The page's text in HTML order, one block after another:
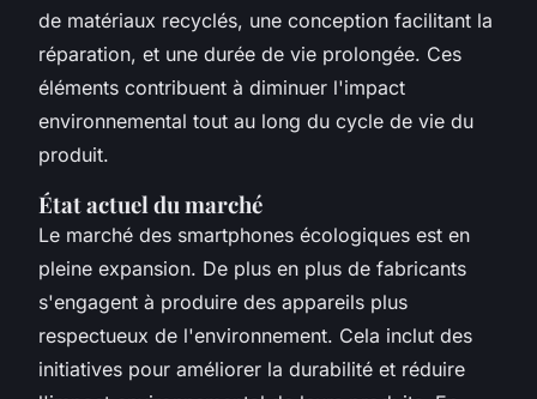
de matériaux recyclés, une conception facilitant la
réparation, et une durée de vie prolongée. Ces
éléments contribuent à diminuer l'impact
environnemental tout au long du cycle de vie du
produit.
État actuel du marché
Le marché des smartphones écologiques est en
pleine expansion. De plus en plus de fabricants
s'engagent à produire des appareils plus
respectueux de l'environnement. Cela inclut des
initiatives pour améliorer la durabilité et réduire